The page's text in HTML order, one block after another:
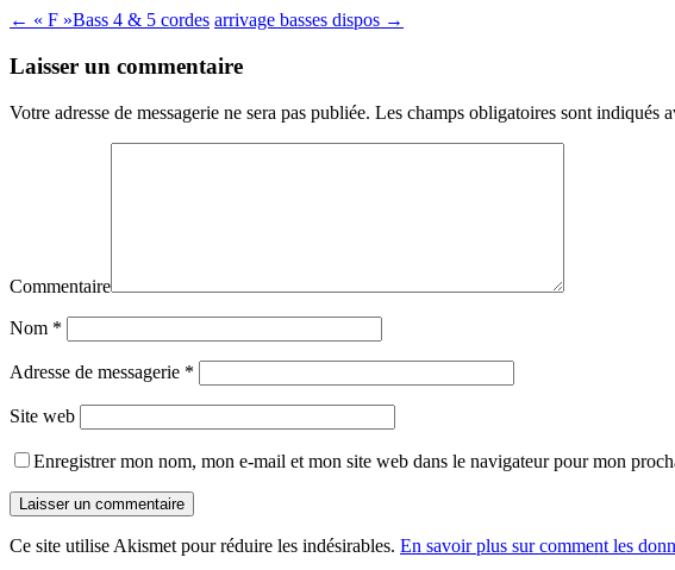
← « F »Bass 4 & 5 cordes arrivage basses dispos →
Laisser un commentaire
Votre adresse de messagerie ne sera pas publiée. Les champs obligatoires sont indiqués
Commentaire
Nom *
Adresse de messagerie *
Site web
Enregistrer mon nom, mon e-mail et mon site web dans le navigateur pour mon
Ce site utilise Akismet pour réduire les indésirables. En savoir plus sur comment les